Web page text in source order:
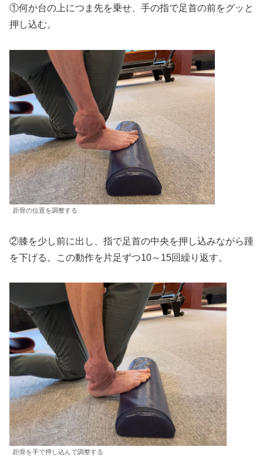
①何か台の上につま先を乗せ、手の指で足首の前をグッと
押し込む。
距骨の位置を調整する
②膝を少し前に出し、指で足首の中央を押し込みながら踵
を下げる。この動作を片足ずつ10～15回繰り返す。
距骨を手で押し込んで調整する